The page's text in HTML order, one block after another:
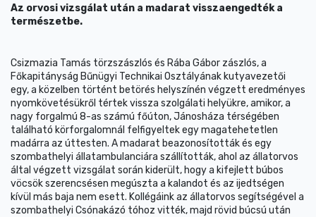
Az orvosi vizsgálat után a madarat visszaengedték a
természetbe.
Csizmazia Tamás törzszászlós és Rába Gábor zászlós, a
Főkapitányság Bűnügyi Technikai Osztályának kutyavezetői
egy, a közelben történt betörés helyszínén végzett eredményes
nyomkövetésükről tértek vissza szolgálati helyükre, amikor, a
nagy forgalmú 8-as számú főúton, Jánosháza térségében
található körforgalomnál felfigyeltek egy magatehetetlen
madárra az úttesten. A madarat beazonosították és egy
szombathelyi állatambulanciára szállították, ahol az állatorvos
által végzett vizsgálat során kiderült, hogy a kifejlett búbos
vöcsök szerencsésen megúszta a kalandot és az ijedtségen
kívül más baja nem esett. Kollégáink az állatorvos segítségével a
szombathelyi Csónakázó tóhoz vitték, majd rövid búcsú után